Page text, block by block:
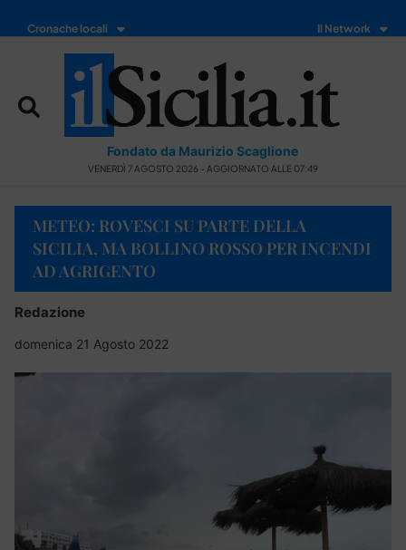
Cronache locali Il Network
Fondato da Maurizio Scaglione
VENERDÌ 7 AGOSTO 2026 - AGGIORNATO ALLE 07:49
METEO: ROVESCI SU PARTE DELLA
SICILIA, MA BOLLINO ROSSO PER INCENDI
AD AGRIGENTO
Redazione
domenica 21 Agosto 2022